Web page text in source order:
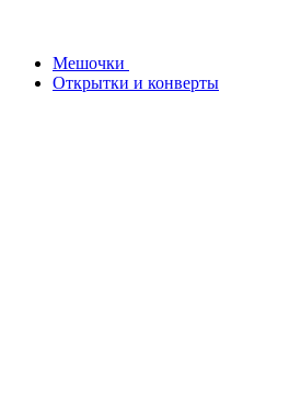
Мешочки
Открытки и конверты